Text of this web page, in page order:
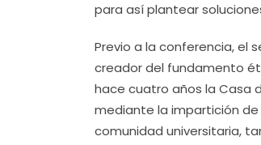
para así plantear
Previo a la conferencia, el
creador del fundamento
hace cuatro años la Casa
mediante la impartición
comunidad universitaria,